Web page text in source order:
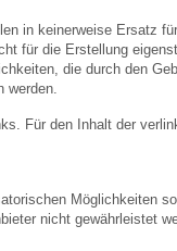
in keinerweise Ersatz
für die Erstellung
die durch den
werden.
Für den Inhalt der
Möglichkeiten
nicht gewährleistet